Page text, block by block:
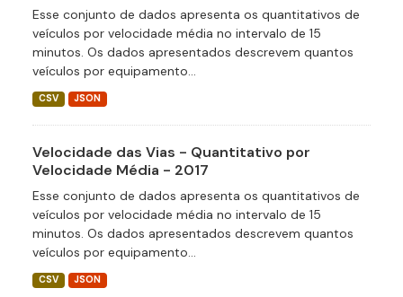
Esse conjunto de dados apresenta os quantitativos de
veículos por velocidade média no intervalo de 15
minutos. Os dados apresentados descrevem quantos
veículos por equipamento...
CSV JSON
Velocidade das Vias - Quantitativo por
Velocidade Média - 2017
Esse conjunto de dados apresenta os quantitativos de
veículos por velocidade média no intervalo de 15
minutos. Os dados apresentados descrevem quantos
veículos por equipamento...
CSV JSON